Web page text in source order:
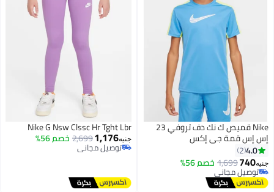
Nike قميص ك نك دف تروفي 23
إس إس قمة جي إكس
4.0
2
جنيه740
1,699خصم 56%
توصيل مجاني
توصيل مجاني
Nike G Nsw Clssc Hr Tght Lbr
جنيه1,176
2,699خصم 56%
توصيل مجاني
توصيل مجاني